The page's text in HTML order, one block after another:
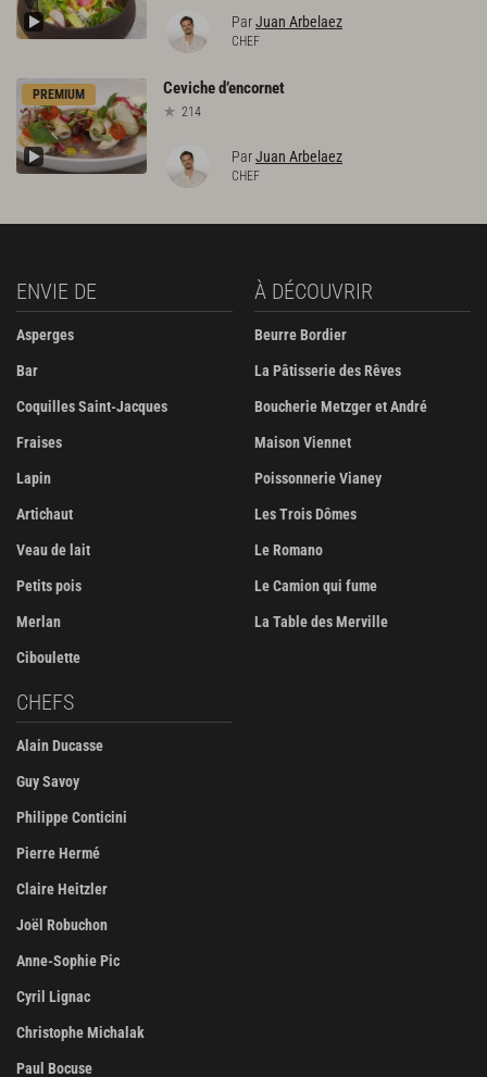
ParJuan Arbelaez
CHEF
PREMIUM Ceviched’encornet
214
ParJuan Arbelaez
CHEF
ENVIE DE
Asperges
Bar
Coquilles Saint-Jacques
Fraises
Lapin
Artichaut
Veau de lait
Petits pois
Merlan
Ciboulette
À DÉCOUVRIR
Beurre Bordier
La Pâtisserie des Rêves
Boucherie Metzger et André
Maison Viennet
Poissonnerie Vianey
Les Trois Dômes
Le Romano
Le Camion qui fume
La Table des Merville
CHEFS
Alain Ducasse
Guy Savoy
Philippe Conticini
Pierre Hermé
Claire Heitzler
Joël Robuchon
Anne-Sophie Pic
Cyril Lignac
Christophe Michalak
Paul Bocuse